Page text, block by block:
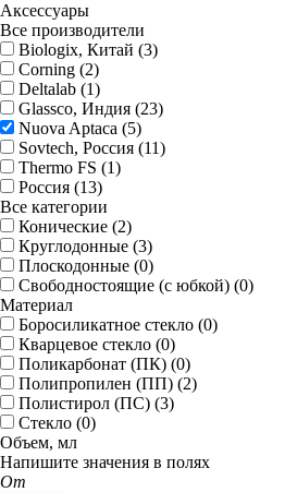
Аксессуары
Все производители
Biologix, Китай (3)
Corning (2)
Deltalab (1)
Glassco, Индия (23)
Nuova Aptaca (5)
Sovtech, Россия (11)
Thermo FS (1)
Россия (13)
Все категории
Конические (2)
Круглодонные (3)
Плоскодонные (0)
Свободностоящие (с юбкой) (0)
Материал
Боросиликатное стекло (0)
Кварцевое стекло (0)
Поликарбонат (ПК) (0)
Полипропилен (ПП) (2)
Полистирол (ПС) (3)
Стекло (0)
Объем, мл
Напишите значения в полях
От